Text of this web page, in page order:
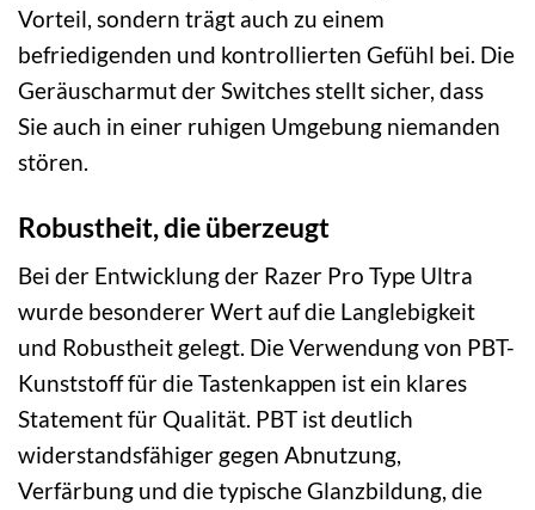
Vorteil, sondern trägt auch zu einem
befriedigenden und kontrollierten Gefühl bei. Die
Geräuscharmut der Switches stellt sicher, dass
Sie auch in einer ruhigen Umgebung niemanden
stören.
Robustheit, die überzeugt
Bei der Entwicklung der Razer Pro Type Ultra
wurde besonderer Wert auf die Langlebigkeit
und Robustheit gelegt. Die Verwendung von PBT-
Kunststoff für die Tastenkappen ist ein klares
Statement für Qualität. PBT ist deutlich
widerstandsfähiger gegen Abnutzung,
Verfärbung und die typische Glanzbildung, die